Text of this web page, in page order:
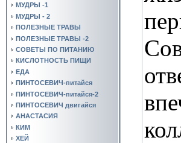
МУДРЫ -1
МУДРЫ - 2
ПОЛЕЗНЫЕ ТРАВЫ
ПОЛЕЗНЫЕ ТРАВЫ -2
СОВЕТЫ ПО ПИТАНИЮ
КИСЛОТНОСТЬ ПИЩИ
ЕДА
ПИНТОСЕВИЧ-питайся
ПИНТОСЕВИЧ-питайся-2
ПИНТОСЕВИЧ двигайся
АНАСТАСИЯ
КИМ
ХЕЙ